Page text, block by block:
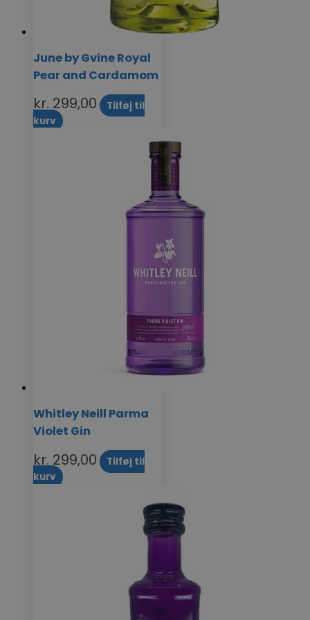
June by Gvine Royal
Pear and Cardamom
kr. 299,00
Tilføj til
kurv
Whitley Neill Parma
Violet Gin
kr. 299,00
Tilføj til
kurv